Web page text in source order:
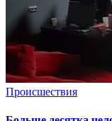
Происшествия